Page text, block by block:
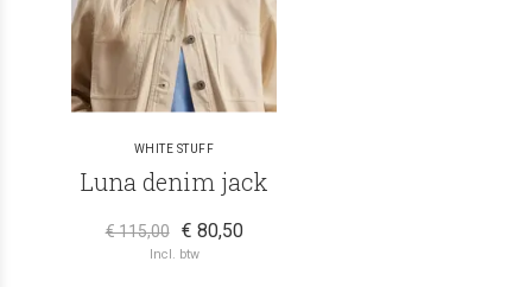
WHITE STUFF
Luna denim jack
€ 115,00 € 80,50
Incl. btw